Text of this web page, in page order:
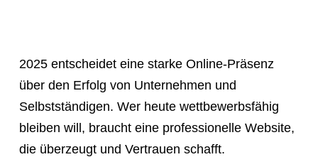
2025 entscheidet eine starke Online-Präsenz
über den Erfolg von Unternehmen und
Selbstständigen. Wer heute wettbewerbsfähig
bleiben will, braucht eine professionelle Website,
die überzeugt und Vertrauen schafft.